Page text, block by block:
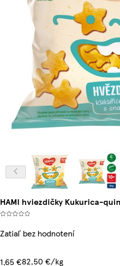
HAMI hviezdičky Kukurica-
Zatiaľ bez hodnotení
1,65 €82,50 €/kg